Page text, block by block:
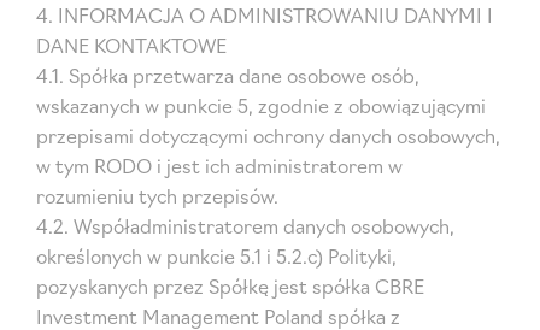
4. INFORMACJA O ADMINISTROWANIU DANYMI I
DANE KONTAKTOWE
4.1. Spółka przetwarza dane osobowe osób,
wskazanych w punkcie 5, zgodnie z obowiązującymi
przepisami dotyczącymi ochrony danych osobowych,
w tym RODO i jest ich administratorem w
rozumieniu tych przepisów.
4.2. Współadministratorem danych osobowych,
określonych w punkcie 5.1 i 5.2.c) Polityki,
pozyskanych przez Spółkę jest spółka CBRE
Investment Management Poland spółka z